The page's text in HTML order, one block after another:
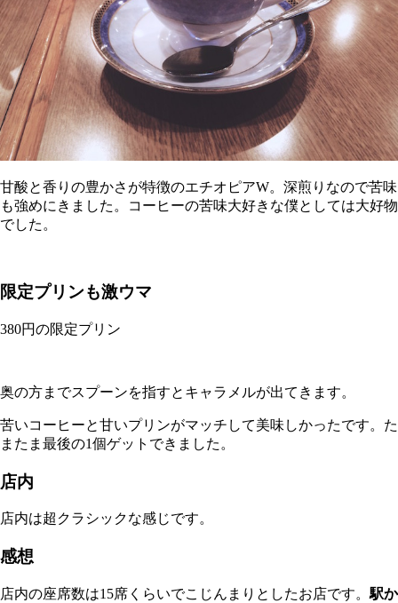
甘酸と香りの豊かさが特徴のエチオピアW。深煎りなので苦味
も強めにきました。コーヒーの苦味大好きな僕としては大好物
でした。
限定プリンも激ウマ
380円の限定プリン
奥の方までスプーンを指すとキャラメルが出てきます。
苦いコーヒーと甘いプリンがマッチして美味しかったです。た
またま最後の1個ゲットできました。
店内
店内は超クラシックな感じです。
感想
店内の座席数は15席くらいでこじんまりとしたお店です。駅か